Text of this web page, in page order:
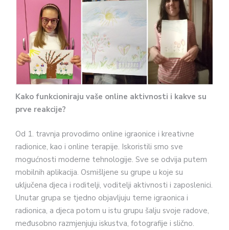
Kako funkcioniraju vaše online aktivnosti i kakve su
prve reakcije?
Od 1. travnja provodimo online igraonice i kreativne
radionice, kao i online terapije. Iskoristili smo sve
mogućnosti moderne tehnologije. Sve se odvija putem
mobilnih aplikacija. Osmišljene su grupe u koje su
uključena djeca i roditelji, voditelji aktivnosti i zaposlenici.
Unutar grupa se tjedno objavljuju teme igraonica i
radionica, a djeca potom u istu grupu šalju svoje radove,
međusobno razmjenjuju iskustva, fotografije i slično.